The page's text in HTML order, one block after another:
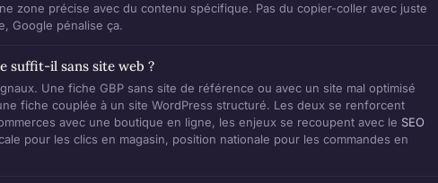
zone précise avec du contenu spécifique. Pas du copier-coller avec juste
Google pénalise ça.
suffit-il sans site web ?
Une fiche GBP sans site de référence ou avec un site mal optimisé
fiche couplée à un site WordPress structuré. Les deux se renforcent
avec une boutique en ligne, les enjeux se recoupent avec le SEO
pour les clics en magasin, position nationale pour les commandes en